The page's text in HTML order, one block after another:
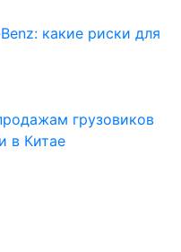
какие риски для
грузовиков
в Китае